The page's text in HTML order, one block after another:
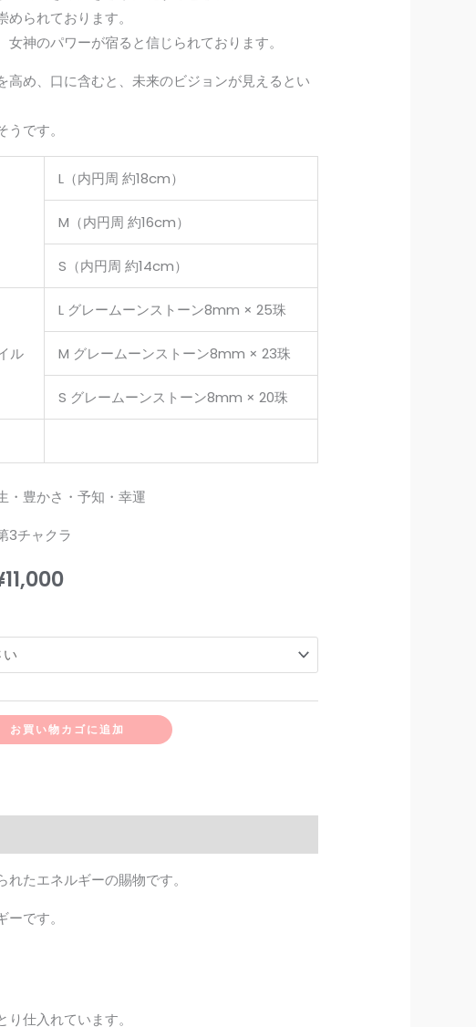
られております。
女神のパワーが宿ると信じられております。
高め、口に含むと、未来のビジョンが見えるとい
です。
L（内円周 約18cm）
M（内円周 約16cm）
S（内円周 約14cm）
ル
L グレームーンストーン8mm × 25珠
M グレームーンストーン8mm × 23珠
S グレームーンストーン8mm × 20珠
・豊かさ・予知・幸運
3チャクラ
11,000
お買い物カゴに追加
たエネルギーの賜物です。
です。
仕入れています。